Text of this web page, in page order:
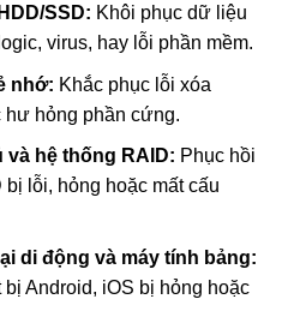
SSD: Khôi phục dữ liệu
virus, hay lỗi phần mềm.
nhớ: Khắc phục lỗi xóa
hư hỏng phần cứng.
hệ thống RAID: Phục hồi
lỗi, hỏng hoặc mất cấu
di động và máy tính bảng:
Android, iOS bị hỏng hoặc